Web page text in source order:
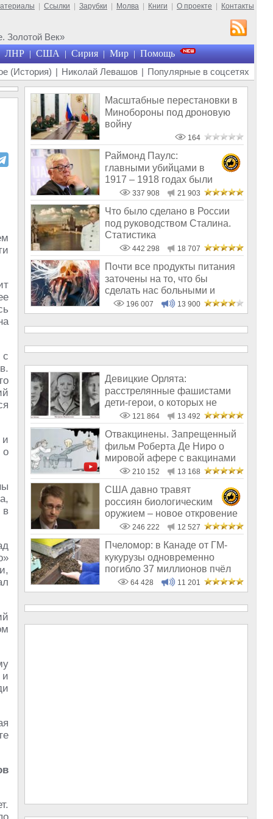
Ссылки Зарубки Молва Книги О проекте Контакты
Золотой Век»
ЛНР | США | Сирия | Мир | Помощь
(История) | Николай Левашов | Популярные в соцсетях
с
и
о
в
и
Масштабные перестановки в
Минобороны под дроновую
войну
164
Раймонд Паулс:
главными убийцами в
1917 – 1918 годах были
латыши и евреи, а не русс
337 908 21 903
Что было сделано в России
под руководством Сталина.
Статистика
442 298 18 707
Почти все продукты питания
заточены на то, что бы
сделать нас больными и
бесплодным
196 007 13 900
Девицкие Орлята:
расстрелянные фашистами
дети-герои, о которых не
рассказывают в шк
121 864 13 492
Отвакцинены. Запрещенный
фильм Роберта Де Ниро о
мировой афере с вакцинами
210 152 13 168
США давно травят
россиян биологическим
оружием – новое откровение
Эдварда Сноудена
246 222 12 527
Пчеломор: в Канаде от ГМ-
кукурузы одновременно
погибло 37 миллионов пчёл
64 428 11 201